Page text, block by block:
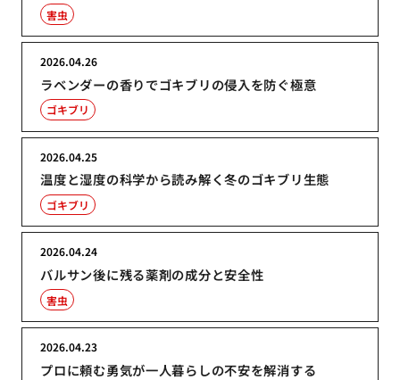
害虫
ラベンダーの香りでゴキブリの侵入を防ぐ極意
2026.04.26
ゴキブリ
温度と湿度の科学から読み解く冬のゴキブリ生態
2026.04.25
ゴキブリ
バルサン後に残る薬剤の成分と安全性
2026.04.24
害虫
プロに頼む勇気が一人暮らしの不安を解消する
2026.04.23